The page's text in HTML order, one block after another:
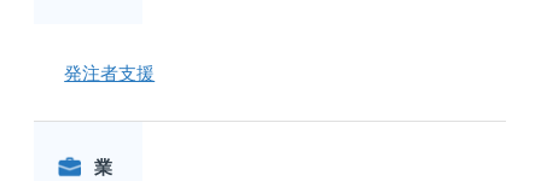
発注者支援
業